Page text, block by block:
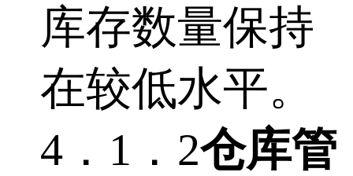
库存数量保持
在较低水平。
4．1．2仓库管